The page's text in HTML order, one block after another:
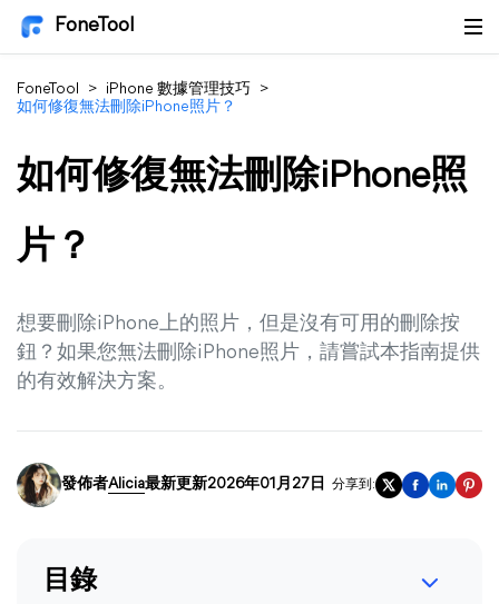
FoneTool
FoneTool > iPhone 數據管理技巧
>
如何修復無法刪除iPhone照片？
如何修復無法刪除iPhone照
片？
想要刪除iPhone上的照片，但是沒有可用的刪除按
鈕？如果您無法刪除iPhone照片，請嘗試本指南提供
的有效解決方案。
發佈者Alicia最新更新2026年01月27日 分享到:
目錄